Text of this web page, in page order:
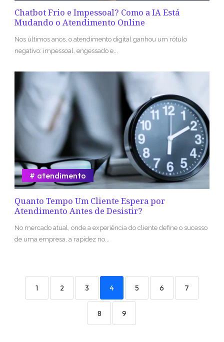
Chatbot Frio e Impessoal? Como a IA Está
Mudando o Atendimento Online
Nos últimos anos, o atendimento digital ganhou um rótulo
negativo: impessoal, engessado e...
Quanto Tempo Um Cliente Espera por
Atendimento Antes de Desistir?
atendimento
No mercado atual, onde a experiência do cliente define o sucesso
de uma empresa, a rapidez no...
1 2 3 4 5 6 7
8 9